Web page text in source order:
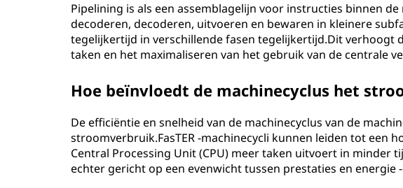
Pipelining is als een assemblagelijn voor instructies binnen
decoderen, decoderen, uitvoeren en bewaren in kleinere
tegelijkertijd in verschillende fasen tegelijkertijd.Dit verhoogt
taken en het maximaliseren van het gebruik van de centrale
Hoe beïnvloedt de machinecyclus het
De efficiëntie en snelheid van de machinecyclus van de
stroomverbruik.FasTER -machinecycli kunnen leiden tot een
Central Processing Unit (CPU) meer taken uitvoert in minder
echter gericht op een evenwicht tussen prestaties en energie